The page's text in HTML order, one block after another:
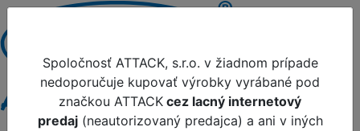
Produkty
Spoločnosť ATTACK, s.r.o. v žiadnom prípade
nedoporučuje kupovať výrobky vyrábané pod
značkou ATTACK cez lacný internetový
predaj(neautorizovaný predajca) a ani v iných